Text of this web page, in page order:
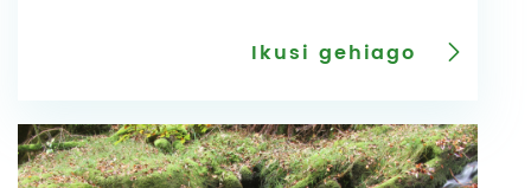
Ikusi gehiago